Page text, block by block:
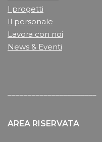
I progetti
Il personale
Lavora con noi
News & Eventi
AREA RISERVATA